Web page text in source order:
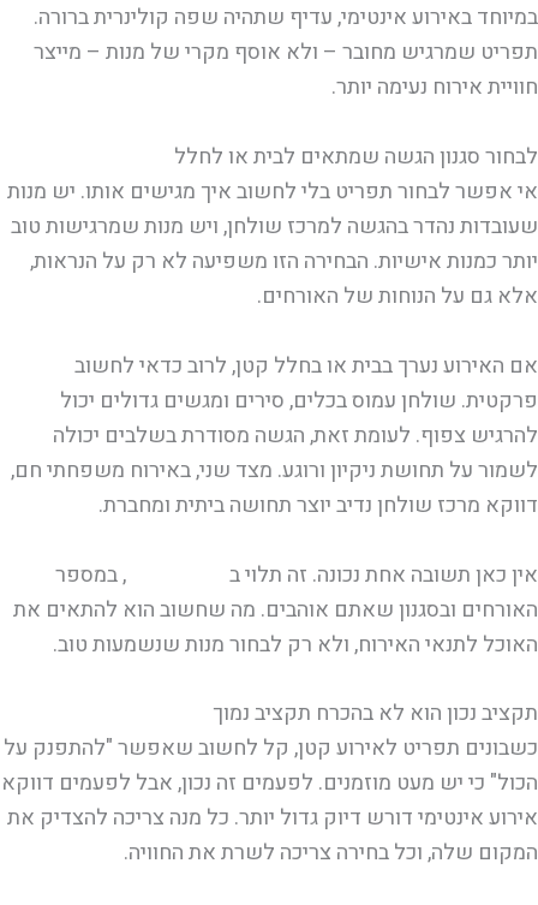
במיוחד באירוע אינטימי, עדיף שתהיה שפה קולינרית ברורה.
תפריט שמרגיש מחובר – ולא אוסף מקרי של מנות – מייצר
חוויית אירוח נעימה יותר.
לבחור סגנון הגשה שמתאים לבית או לחלל
אי אפשר לבחור תפריט בלי לחשוב איך מגישים אותו. יש מנות
שעובדות נהדר בהגשה למרכז שולחן, ויש מנות שמרגישות טוב
יותר כמנות אישיות. הבחירה הזו משפיעה לא רק על הנראות,
אלא גם על הנוחות של האורחים.
אם האירוע נערך בבית או בחלל קטן, לרוב כדאי לחשוב
פרקטית. שולחן עמוס בכלים, סירים ומגשים גדולים יכול
להרגיש צפוף. לעומת זאת, הגשה מסודרת בשלבים יכולה
לשמור על תחושת ניקיון ורוגע. מצד שני, באירוח משפחתי חם,
דווקא מרכז שולחן נדיב יוצר תחושה ביתית ומחברת.
אין כאן תשובה אחת נכונה. זה תלוי ב
, במספר
האורחים ובסגנון שאתם אוהבים. מה שחשוב הוא להתאים את
האוכל לתנאי האירוח, ולא רק לבחור מנות שנשמעות טוב.
תקציב נכון הוא לא בהכרח תקציב נמוך
כשבונים תפריט לאירוע קטן, קל לחשוב שאפשר "להתפנק על
הכול" כי יש מעט מוזמנים. לפעמים זה נכון, אבל לפעמים דווקא
אירוע אינטימי דורש דיוק גדול יותר. כל מנה צריכה להצדיק את
המקום שלה, וכל בחירה צריכה לשרת את החוויה.